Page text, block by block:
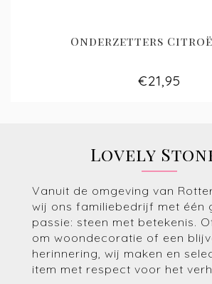
Onderzetters
€21,95
Lovely
Vanuit de omgeving van
wij ons familiebedrijf met één
passie: steen met betekenis.
om woondecoratie of een
herinnering, wij maken en
item met respect voor het